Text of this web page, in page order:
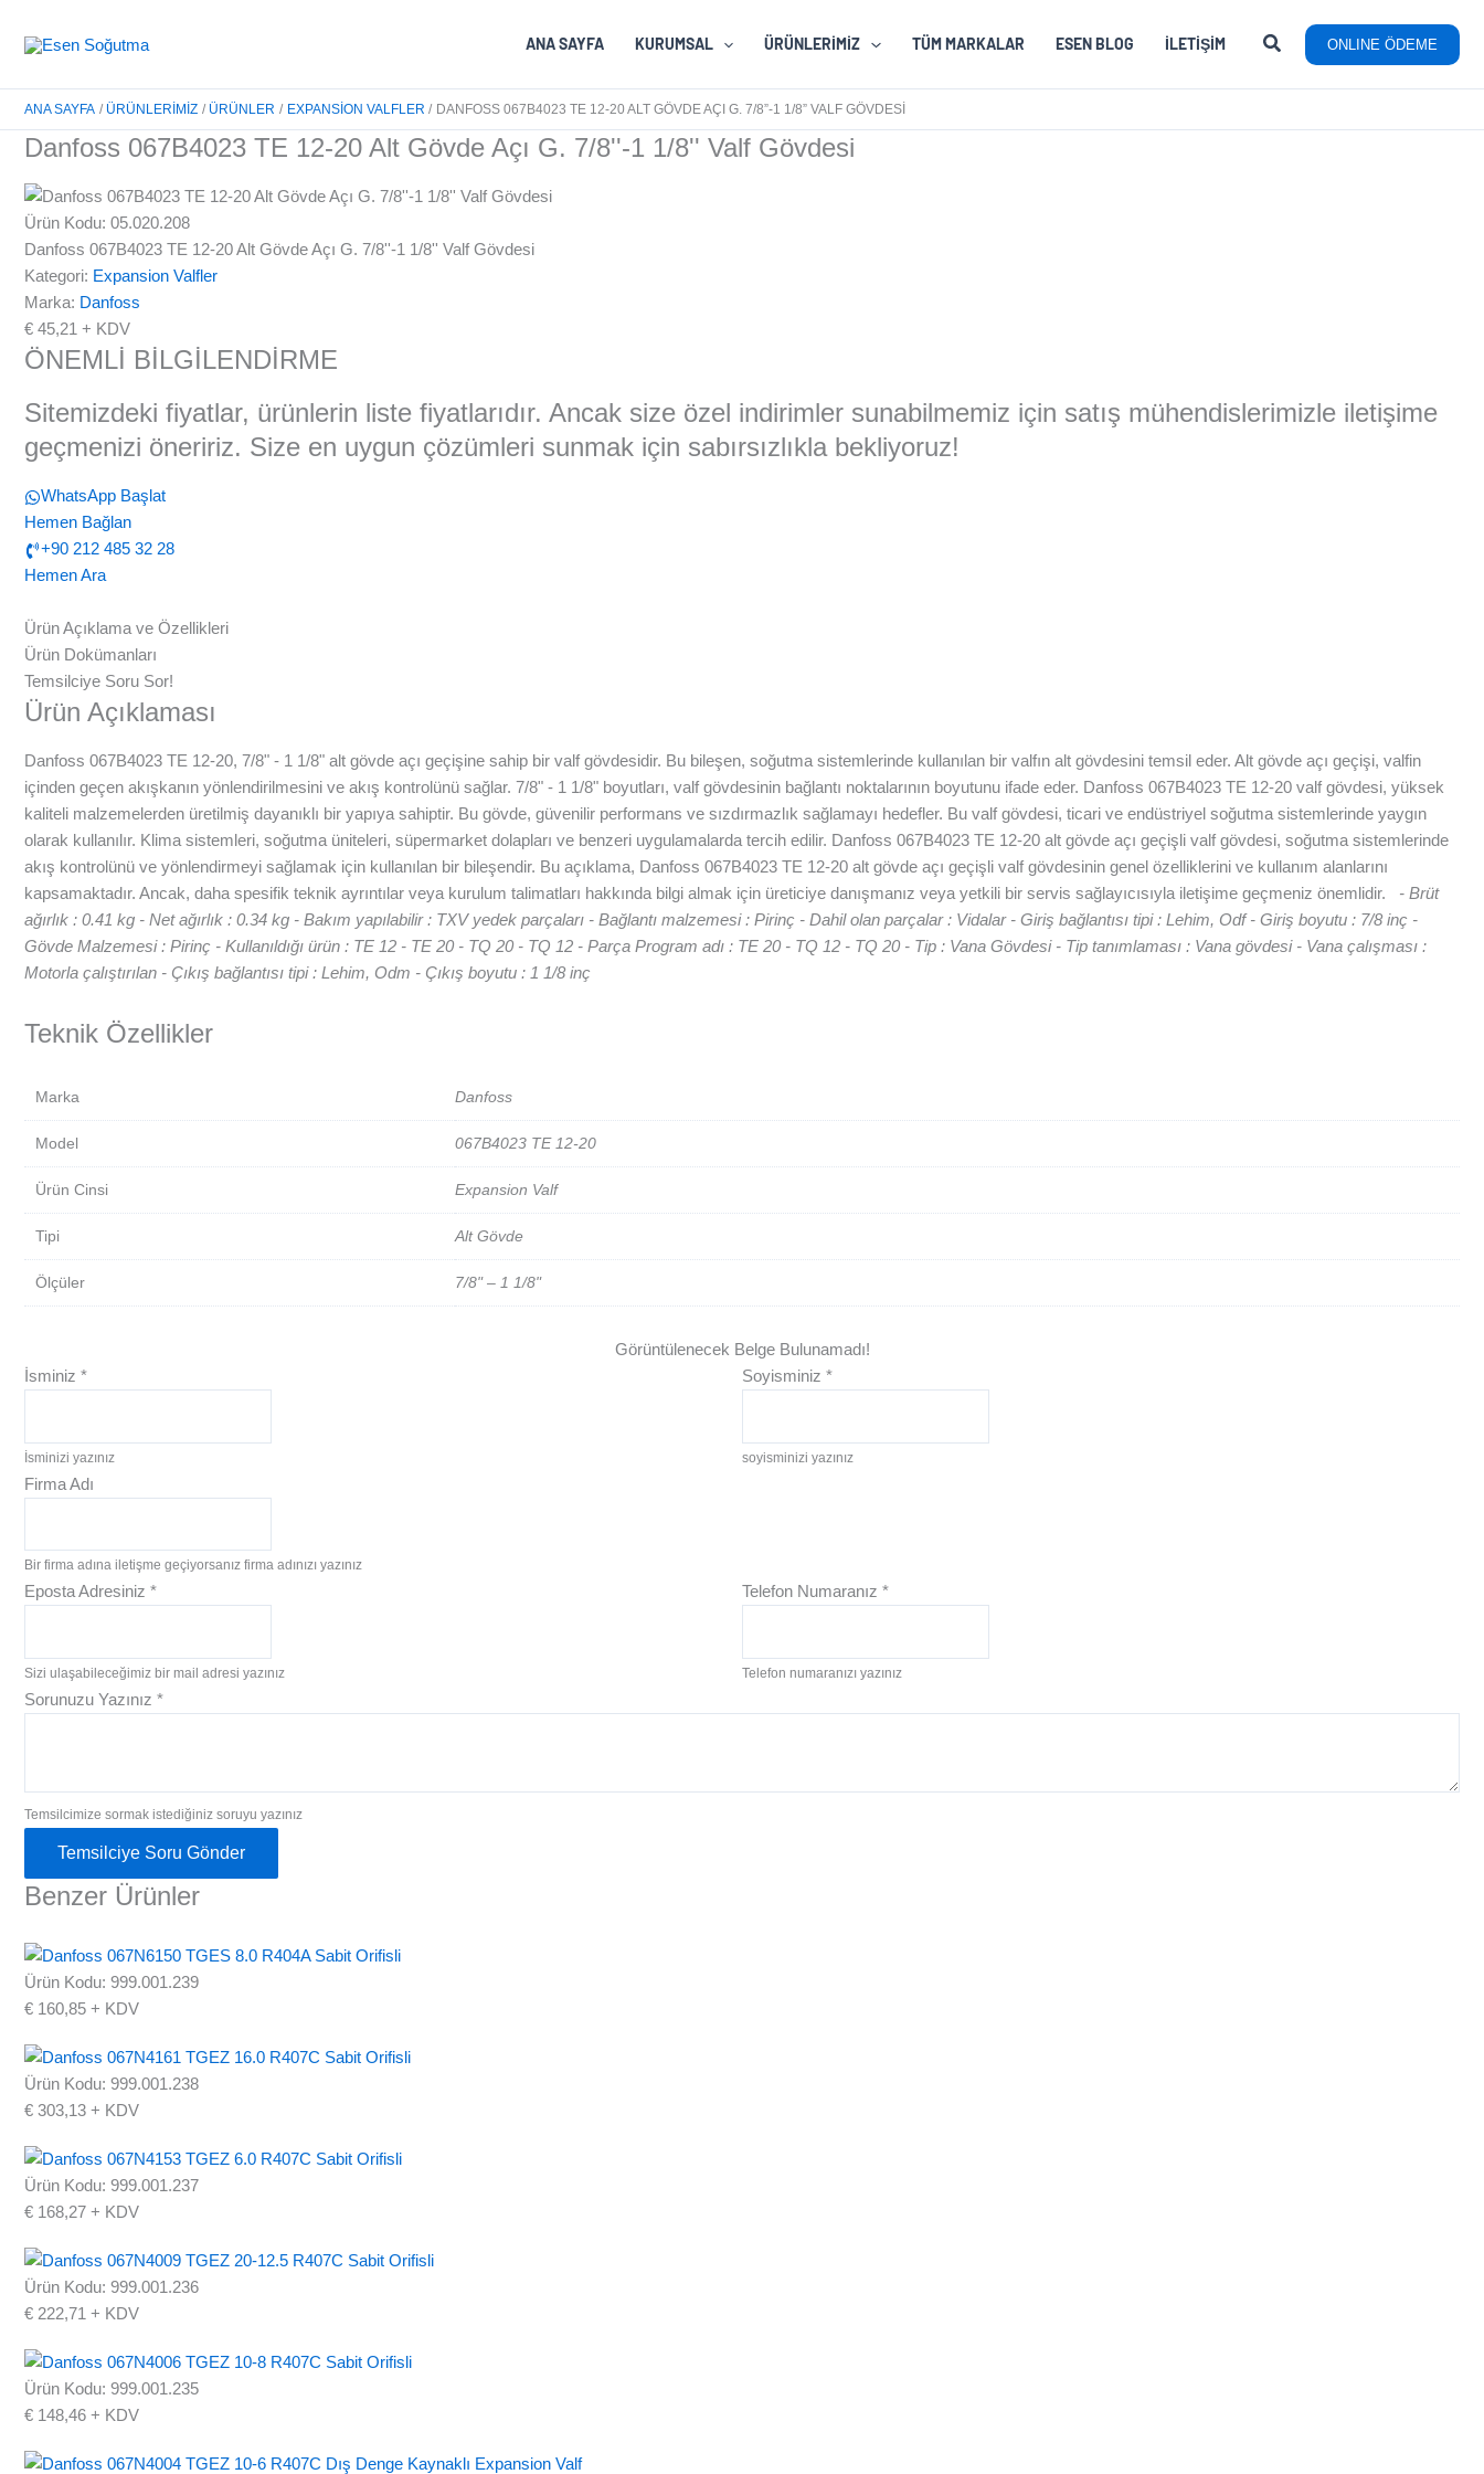
ANA SAYFA KURUMSAL ÜRÜNLERIMIZ TÜM MARKALAR ESEN BLOG İLETIŞIM ONLINE ÖDEME
ANA SAYFA ÜRÜNLERIMIZ ÜRÜNLER EXPANSION VALFLER DANFOSS 067B4023 TE 12-20 ALT GÖVDE AÇI G. 7/8”-1 1/8” VALF GÖVDESI
Danfoss 067B4023 TE 12-20 Alt Gövde Açı G. 7/8''-1 1/8'' Valf Gövdesi
Ürün Kodu: 05.020.208
Danfoss 067B4023 TE 12-20 Alt Gövde Açı G. 7/8''-1 1/8'' Valf Gövdesi
Kategori: Expansion Valfler
Marka: Danfoss
€ 45,21 + KDV
ÖNEMLİ BİLGİLENDİRME
Sitemizdeki fiyatlar, ürünlerin liste fiyatlarıdır. Ancak size özel indirimler sunabilmemiz için satış mühendislerimizle iletişime
geçmenizi öneririz. Size en uygun çözümleri sunmak için sabırsızlıkla bekliyoruz!
WhatsApp Başlat
Hemen Bağlan
+90 212 485 32 28
Hemen Ara
Ürün Açıklama ve Özellikleri
Ürün Dokümanları
Temsilciye Soru Sor!
Ürün Açıklaması
Danfoss 067B4023 TE 12-20, 7/8" - 1 1/8" alt gövde açı geçişine sahip bir valf gövdesidir. Bu bileşen, soğutma sistemlerinde kullanılan bir valfın alt gövdesini temsil eder. Alt gövde açı geçişi, valfin
içinden geçen akışkanın yönlendirilmesini ve akış kontrolünü sağlar. 7/8" - 1 1/8" boyutları, valf gövdesinin bağlantı noktalarının boyutunu ifade eder. Danfoss 067B4023 TE 12-20 valf gövdesi, yüksek
kaliteli malzemelerden üretilmiş dayanıklı bir yapıya sahiptir. Bu gövde, güvenilir performans ve sızdırmazlık sağlamayı hedefler. Bu valf gövdesi, ticari ve endüstriyel soğutma sistemlerinde yaygın
olarak kullanılır. Klima sistemleri, soğutma üniteleri, süpermarket dolapları ve benzeri uygulamalarda tercih edilir. Danfoss 067B4023 TE 12-20 alt gövde açı geçişli valf gövdesi, soğutma sistemlerinde
akış kontrolünü ve yönlendirmeyi sağlamak için kullanılan bir bileşendir. Bu açıklama, Danfoss 067B4023 TE 12-20 alt gövde açı geçişli valf gövdesinin genel özelliklerini ve kullanım alanlarını
kapsamaktadır. Ancak, daha spesifik teknik ayrıntılar veya kurulum talimatları hakkında bilgi almak için üreticiye danışmanız veya yetkili bir servis sağlayıcısıyla iletişime geçmeniz önemlidir.
- Brüt
ağırlık : 0.41 kg - Net ağırlık : 0.34 kg - Bakım yapılabilir : TXV yedek parçaları - Bağlantı malzemesi : Pirinç - Dahil olan parçalar : Vidalar - Giriş bağlantısı tipi : Lehim, Odf - Giriş boyutu : 7/8 inç -
Gövde Malzemesi : Pirinç - Kullanıldığı ürün : TE 12 - TE 20 - TQ 20 - TQ 12 - Parça Program adı : TE 20 - TQ 12 - TQ 20 - Tip : Vana Gövdesi - Tip tanımlaması : Vana gövdesi - Vana çalışması :
Motorla çalıştırılan - Çıkış bağlantısı tipi : Lehim, Odm - Çıkış boyutu : 1 1/8 inç
Teknik Özellikler
Marka Danfoss
Model 067B4023 TE 12-20
Ürün Cinsi Expansion Valf
Tipi Alt Gövde
Ölçüler 7/8" – 1 1/8"
Görüntülenecek Belge Bulunamadı!
İsminiz *
İsminizi yazınız
Soyisminiz *
soyisminizi yazınız
Firma Adı
Bir firma adına iletişme geçiyorsanız firma adınızı yazınız
Eposta Adresiniz *
Sizi ulaşabileceğimiz bir mail adresi yazınız
Telefon Numaranız *
Telefon numaranızı yazınız
Sorunuzu Yazınız *
Temsilcimize sormak istediğiniz soruyu yazınız
Temsilciye Soru Gönder
Benzer Ürünler
Ürün Kodu: 999.001.239
€ 160,85 + KDV
Ürün Kodu: 999.001.238
€ 303,13 + KDV
Ürün Kodu: 999.001.237
€ 168,27 + KDV
Ürün Kodu: 999.001.236
€ 222,71 + KDV
Ürün Kodu: 999.001.235
€ 148,46 + KDV